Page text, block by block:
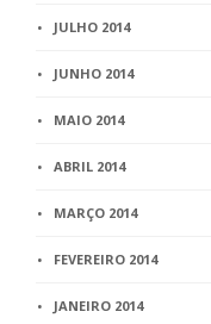
JULHO 2014
JUNHO 2014
MAIO 2014
ABRIL 2014
MARÇO 2014
FEVEREIRO 2014
JANEIRO 2014